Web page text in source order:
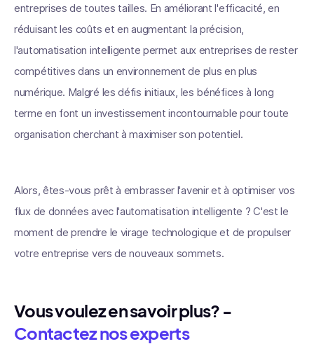
entreprises de toutes tailles. En améliorant l'efficacité, en
réduisant les coûts et en augmentant la précision,
l'automatisation intelligente permet aux entreprises de rester
compétitives dans un environnement de plus en plus
numérique. Malgré les défis initiaux, les bénéfices à long
terme en font un investissement incontournable pour toute
organisation cherchant à maximiser son potentiel.
Alors, êtes-vous prêt à embrasser l'avenir et à optimiser vos
flux de données avec l'automatisation intelligente ? C'est le
moment de prendre le virage technologique et de propulser
votre entreprise vers de nouveaux sommets.
Vous voulez en savoir plus? -
Contactez nos experts